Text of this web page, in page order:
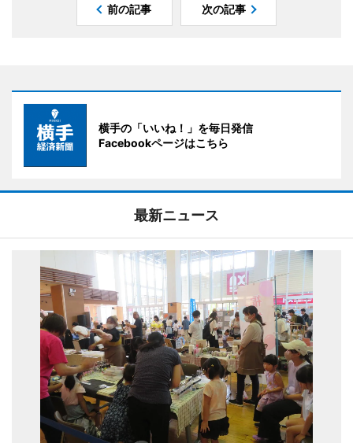
前の記事 次の記事
横手の「いいね！」を毎日発信
Facebookページはこちら
最新ニュース